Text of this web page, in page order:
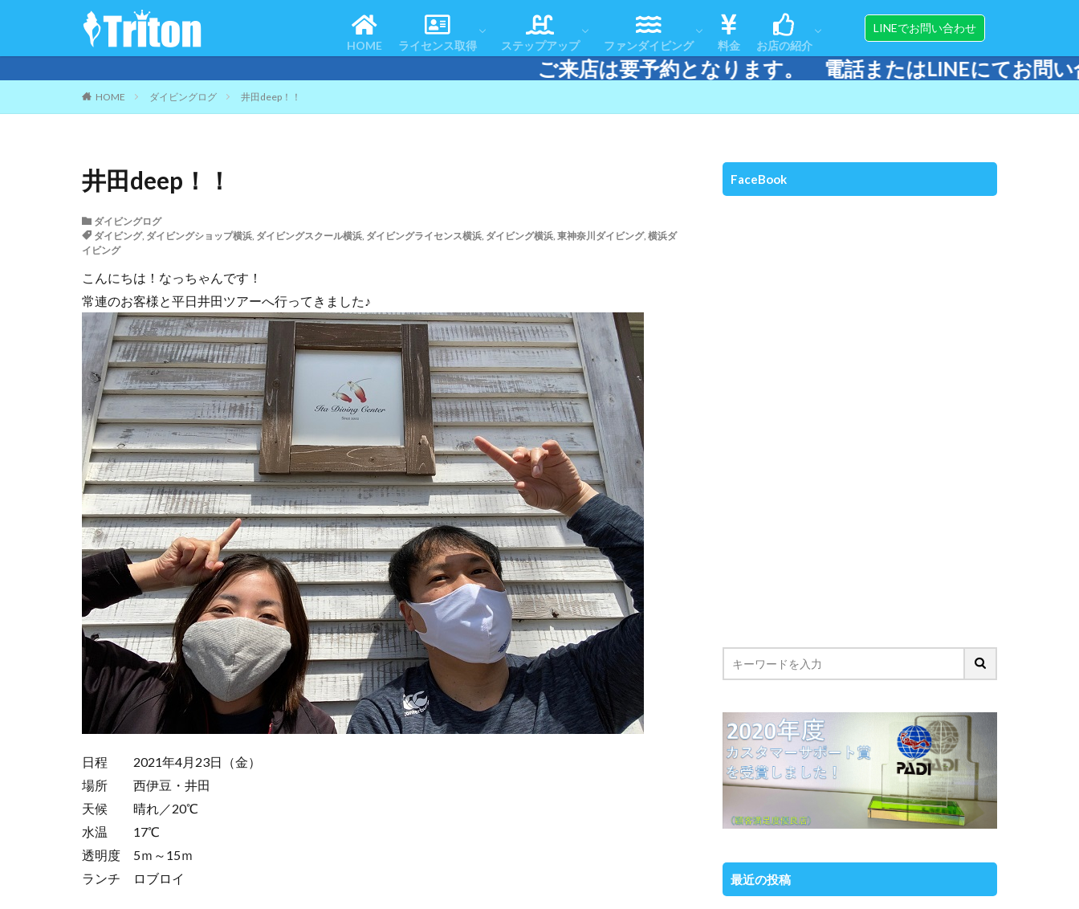
HOME ライセンス取得
スノーケリング＆スキンダイビング
ステップアップ
リフレッシュコース
アドバンスドOWコース
スペシャルティコース
レスキューダイバーコース
エマージェンシー・ファースト・レスポンス
マスタースクーバダイバー
ダイブマスターコース
テクニカルダイビング
ファンダイビング
おすすめツアー
アフターダイブ
ツアースケジュール
ダイビングエリアマップ
ダイビング・ログ
料金 お店の紹介
アクセス
スタッフ紹介
器材販売＆メンテナンス
LINEでお問い合わせ
ご来店は要予約となります。 電話またはLINEにてお問い合わせください。
HOME ダイビングログ 井田deep！！
井田deep！！
ダイビングログ
ダイビング, ダイビングショップ横浜, ダイビングスクール横浜, ダイビングライセンス横浜, ダイビング横浜, 東神奈川ダイビング, 横浜ダ
イビング
こんにちは！なっちゃんです！
常連のお客様と平日井田ツアーへ行ってきました♪
日程 2021年4月23日（金）
場所 西伊豆・井田
天候 晴れ／20℃
水温 17℃
透明度 5ｍ～15ｍ
ランチ ロブロイ
FaceBook
最近の投稿
コースの流れ
よくある質問
お客様の声
体験ダイビング
スノーケリング＆スキンダイビング
認定者一覧 リフレッシュコース
アドバンスドOWコース
スペシャルティコース
レスキューダイバーコース
エマージェンシー・ファースト・レスポンス
マスタースクーバダイバー
ダイブマスターコース
テクニカルダイビング おすすめツアー
アフターダイブ
ツアースケジュール
ダイビングエリアマップ
ダイビング・ログ アクセス
スタッフ紹介
器材販売＆メンテナンス